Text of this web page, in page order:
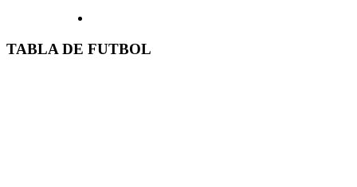
TABLA DE FUTBOL